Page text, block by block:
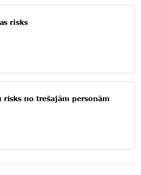
risks
risks no trešajām personām